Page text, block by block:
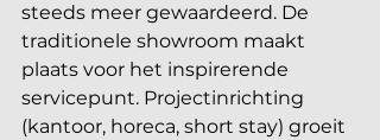
steeds meer gewaardeerd. De
traditionele showroom maakt
plaats voor het inspirerende
servicepunt. Projectinrichting
(kantoor, horeca, short stay) groeit